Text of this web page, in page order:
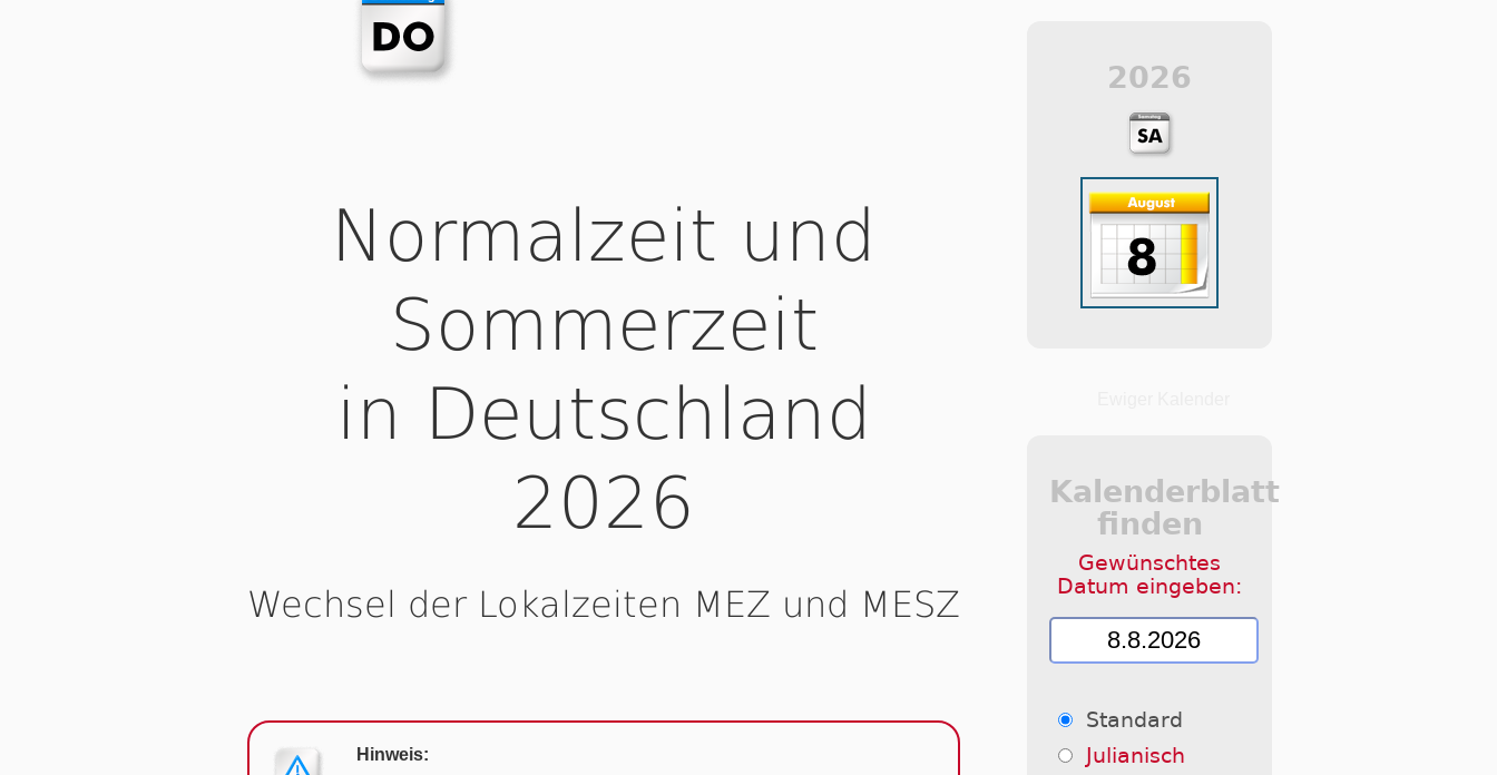
Normalzeit und
Sommerzeit
in Deutschland
2026
Wechsel der Lokalzeiten MEZ und MESZ
Hinweis:
2026
Kalenderblatt
finden
Gewünschtes
Datum eingeben:
Standard
Julianisch